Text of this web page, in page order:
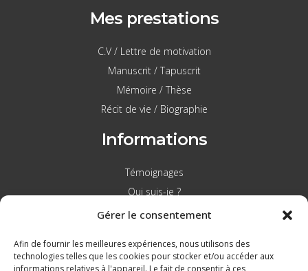
Gérer le consentement
Afin de fournir les meilleures expériences, nous utilisons des
technologies telles que les cookies pour stocker et/ou accéder aux
informations relatives à l'appareil. Le fait de consentir à ces
Mes prestations
C.V / Lettre de motivation
Manuscrit / Tapuscrit
Mémoire / Thèse
Récit de vie / Biographie
Informations
Témoignages
Qui suis-je ?
Contact
Contact